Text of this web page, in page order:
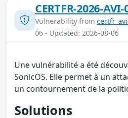
CERTFR-2026-AVI-
Vulnerability from
06 - Updated: 2026-08-06
Une vulnérabilité a été
SonicOS. Elle permet à un
un contournement de la
Solutions